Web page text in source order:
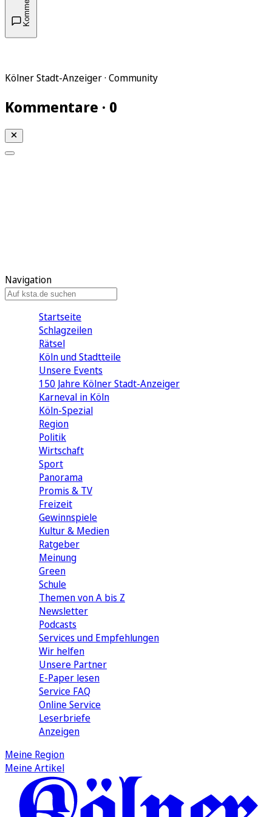
Kölner Stadt-Anzeiger · Community
Kommentare · 0
Navigation
Startseite
Schlagzeilen
Rätsel
Köln und Stadtteile
Unsere Events
150 Jahre Kölner Stadt-Anzeiger
Karneval in Köln
Köln-Spezial
Region
Politik
Wirtschaft
Sport
Panorama
Promis & TV
Freizeit
Gewinnspiele
Kultur & Medien
Ratgeber
Meinung
Green
Schule
Themen von A bis Z
Newsletter
Podcasts
Services und Empfehlungen
Wir helfen
Unsere Partner
E-Paper lesen
Service FAQ
Online Service
Leserbriefe
Anzeigen
Meine Region
Meine Artikel